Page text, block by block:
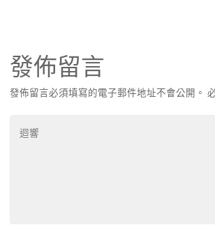
發佈留言
發佈留言必須填寫的電子郵件地址不會公開。